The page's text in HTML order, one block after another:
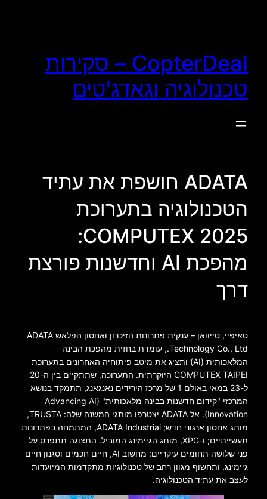
CopterDeal – סקירות
טכנולוגיה וגאדג'טים
ADATA חושפת את עתיד
הטכנולוגיה בתערוכת
COMPUTEX 2025:
מהפכת AI וחדשנות פורצת
דרך
טאיפיי, טייוואן – ענקית פתרונות הזיכרון ואחסון הפלאש ADATA
Technology Co., Ltd., עומדת בחזית מהפכת הבינה
המלאכותית (AI) ותציג את מיטב פיתוחיה האחרונים בתערוכת
COMPUTEX TAIPEI היוקרתית. התערוכה, שתתקיים בין ה-20
ל-23 במאי באולם 1 של מרכז הירידים נאנגאנג, תתמקד בנושא
המרכזי "קידום חדשנות בבינה מלאכותית" (Advancing AI
Innovation). אל ADATA יצטרפו מותגי המשנה שלה: TRUSTA,
מותג אחסון ארגוני חדש; ADATA Industrial, המתמחה בפתרונות
תעשייתיים; ו-XPG, מותג הגיימינג המוביל. התצוגה תתפרס על
פני שלושה תחומים עיקריים: מחשוב AI, חיים חכמים וסגנון חיים
גיימינג, ותחשוף מגוון רחב של טכנולוגיות מתקדמות המיועדות
לעצב את עתיד הטכנולוגיה.